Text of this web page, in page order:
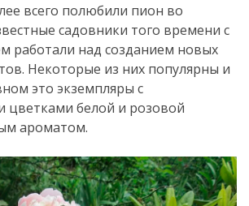
всего полюбили пион во
садовники того времени с
работали над созданием новых
Некоторые из них популярны и
это экземпляры с
цветками белой и розовой
ароматом.